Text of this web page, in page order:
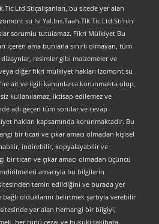
bu sitede yer alan
su Isi Yal.Ins.Taah.Tlk.Tic.Ltd.Sti’nin
sorumlu tutulamaz. Fikri Mülkiyet Bu
içeren ama bunlarla sınırlı olmayan, tüm
resimler gibi malzemeler ve
diğer fikri mülkiyet hakları İzomont su
ait ve ilgili kanunlarca korunmakta olup,
kullanılamaz, iktisap edilemez ve
adı geçen tüm sorular ve cevap
hakları kapsamında korunmaktadır. Bu
bir ticari ve çıkar amacı olmadan kişisel
indirebilir, kopyalayabilir ve
bir ticari ve çıkar amacı olmadan üçüncü
amacıyla bu bilgilerin
temin edildiğini ve burada yer
olduklarını belirtmek şartıyla verebilir
yer alan herhangi bir bilgiyi,
her türlü cezai ve hukuki takibata